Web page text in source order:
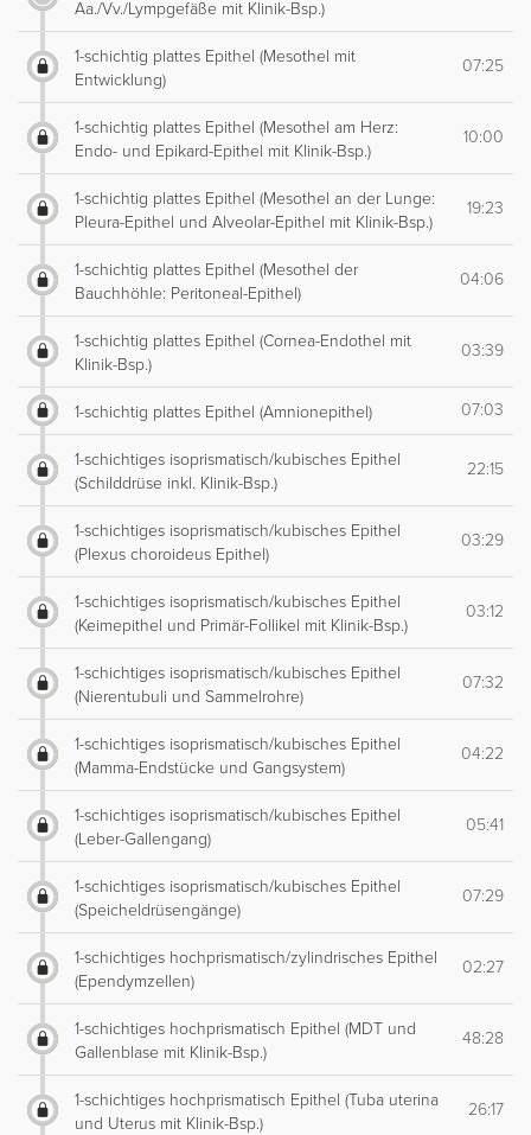
Aa./Vv./Lympgefäße mit Klinik-Bsp.)
1-schichtig plattes Epithel (Mesothel mit
Entwicklung)
07:25
1-schichtig plattes Epithel (Mesothel am Herz:
Endo- und Epikard-Epithel mit Klinik-Bsp.)
10:00
1-schichtig plattes Epithel (Mesothel an der Lunge:
Pleura-Epithel und Alveolar-Epithel mit Klinik-Bsp.)
19:23
1-schichtig plattes Epithel (Mesothel der
Bauchhöhle: Peritoneal-Epithel)
04:06
1-schichtig plattes Epithel (Cornea-Endothel mit
Klinik-Bsp.)
03:39
1-schichtig plattes Epithel (Amnionepithel) 07:03
1-schichtiges isoprismatisch/kubisches Epithel
(Schilddrüse inkl. Klinik-Bsp.)
22:15
1-schichtiges isoprismatisch/kubisches Epithel
(Plexus choroideus Epithel)
03:29
1-schichtiges isoprismatisch/kubisches Epithel
(Keimepithel und Primär-Follikel mit Klinik-Bsp.)
03:12
1-schichtiges isoprismatisch/kubisches Epithel
(Nierentubuli und Sammelrohre)
07:32
1-schichtiges isoprismatisch/kubisches Epithel
(Mamma-Endstücke und Gangsystem)
04:22
1-schichtiges isoprismatisch/kubisches Epithel
(Leber-Gallengang)
05:41
1-schichtiges isoprismatisch/kubisches Epithel
(Speicheldrüsengänge)
07:29
1-schichtiges hochprismatisch/zylindrisches Epithel
(Ependymzellen)
02:27
1-schichtiges hochprismatisch Epithel (MDT und
Gallenblase mit Klinik-Bsp.)
48:28
1-schichtiges hochprismatisch Epithel (Tuba uterina
und Uterus mit Klinik-Bsp.)
26:17